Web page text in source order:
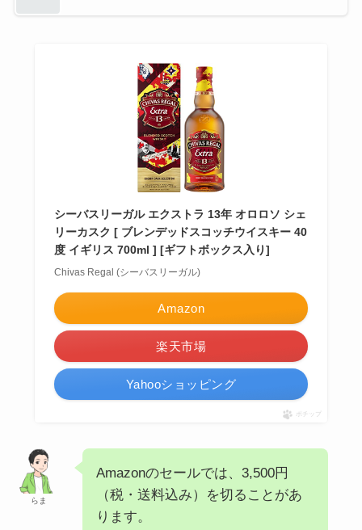
シーバスリーガル エクストラ 13年 オロロソ シェ
リーカスク [ ブレンデッドスコッチウイスキー 40
度 イギリス 700ml ] [ギフトボックス入り]
Chivas Regal (シーバスリーガル)
Amazon
楽天市場
Yahooショッピング
ポチップ
らま
Amazonのセールでは、3,500円
（税・送料込み）を切ることがあ
ります。